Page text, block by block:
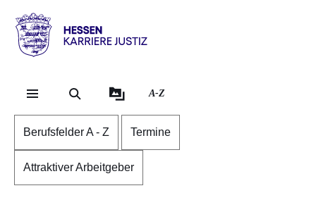
karriere.justiz
hessen.de
A-Z
Berufsfelder A - Z Termine
Attraktiver Arbeitgeber